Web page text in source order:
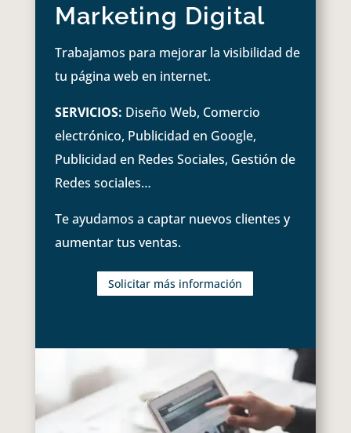
Marketing Digital
Trabajamos para mejorar la visibilidad de
tu página web en internet.
SERVICIOS: Diseño Web, Comercio
electrónico, Publicidad en Google,
Publicidad en Redes Sociales, Gestión de
Redes sociales…
Te ayudamos a captar nuevos clientes y
aumentar tus ventas.
Solicitar más información